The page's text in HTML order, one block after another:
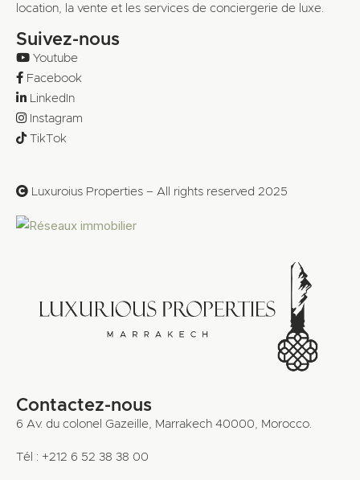
location, la vente et les services de conciergerie de luxe.
Suivez-nous
Youtube
Facebook
LinkedIn
Instagram
TikTok
Luxuroius Properties – All rights reserved 2025
Contactez-nous
6 Av. du colonel Gazeille, Marrakech 40000, Morocco.
Tél : +212 6 52 38 38 00